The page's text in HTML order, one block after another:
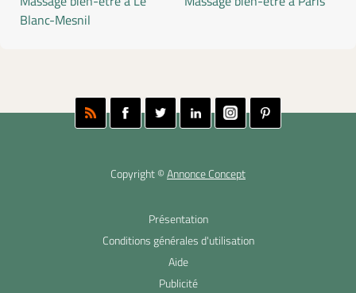
Blanc-Mesnil
Copyright ©Annonce Concept
Présentation
Conditions générales d'utilisation
Aide
Publicité